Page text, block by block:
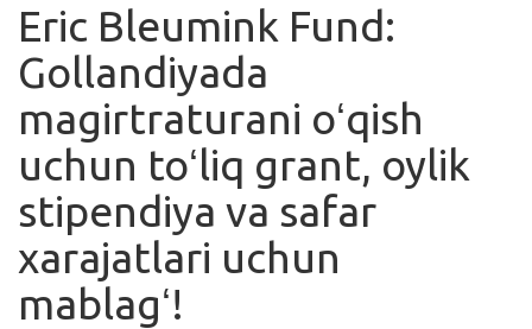
Ishlar
Kurslar
Blog
Yana
Qidirish
Eric Bleumink Fund:
Gollandiyada
magirtraturani oʻqish
uchun toʻliq grant, oylik
stipendiya va safar
xarajatlari uchun
mablagʻ!